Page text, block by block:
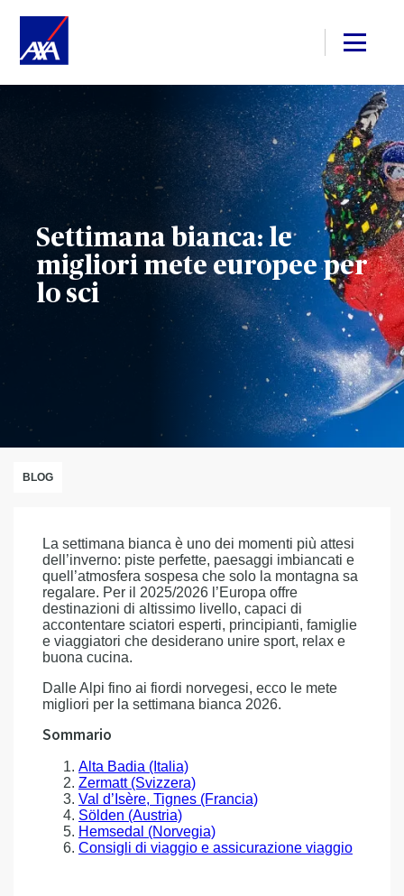
Settimana bianca: le
migliori mete europee per
lo sci
BLOG
La settimana bianca è uno dei momenti più attesi
dell’inverno: piste perfette, paesaggi imbiancati e
quell’atmosfera sospesa che solo la montagna sa
regalare. Per il 2025/2026 l’Europa offre
destinazioni di altissimo livello, capaci di
accontentare sciatori esperti, principianti, famiglie
e viaggiatori che desiderano unire sport, relax e
buona cucina.
Dalle Alpi fino ai fiordi norvegesi, ecco le mete
migliori per la settimana bianca 2026.
Sommario
Alta Badia (Italia)
Zermatt (Svizzera)
Val d’Isère, Tignes (Francia)
Sölden (Austria)
Hemsedal (Norvegia)
Consigli di viaggio e assicurazione viaggio